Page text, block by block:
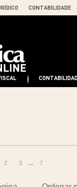
CONTABILIDADE
2 3 ... 7